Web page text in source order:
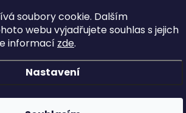
soubory cookie. Dalším
webu vyjadřujete souhlas s jejich
informací zde.
Nastavení
Vytvořil Shoptet
. Všechna práva vyhrazena.